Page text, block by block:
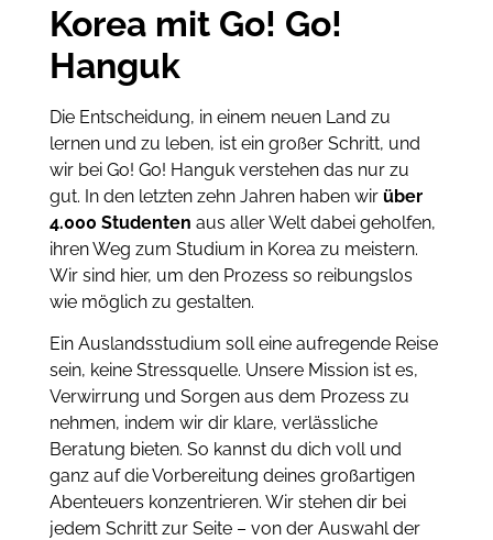
Korea mit Go! Go!
Hanguk
Die Entscheidung, in einem neuen Land zu
lernen und zu leben, ist ein großer Schritt, und
wir bei Go! Go! Hanguk verstehen das nur zu
gut. In den letzten zehn Jahren haben wir über
4.000 Studenten aus aller Welt dabei geholfen,
ihren Weg zum Studium in Korea zu meistern.
Wir sind hier, um den Prozess so reibungslos
wie möglich zu gestalten.
Ein Auslandsstudium soll eine aufregende Reise
sein, keine Stressquelle. Unsere Mission ist es,
Verwirrung und Sorgen aus dem Prozess zu
nehmen, indem wir dir klare, verlässliche
Beratung bieten. So kannst du dich voll und
ganz auf die Vorbereitung deines großartigen
Abenteuers konzentrieren. Wir stehen dir bei
jedem Schritt zur Seite – von der Auswahl der